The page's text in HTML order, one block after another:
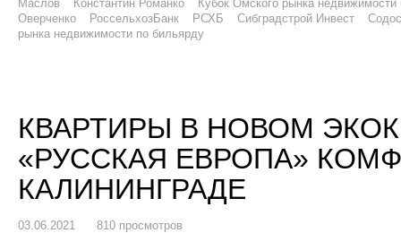
Маслов
Константин Романко
Кубок Омского рынка недвижимости
Оверченко
РоссельхозБанк РСХБ Сибградстрой Инвест
Содос
рынка недвижимости по бильярду
КВАРТИРЫ В НОВОМ
«РУССКАЯ ЕВРОПА»
КАЛИНИНГРАДЕ
03.06.2021 810 просмотров